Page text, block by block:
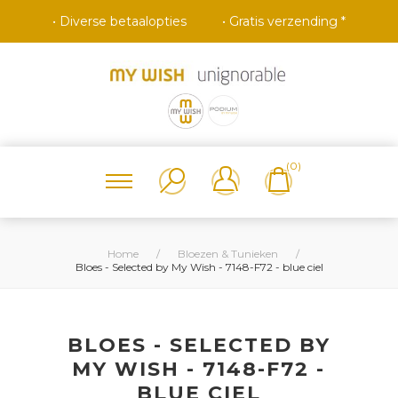
• Diverse betaalopties • Gratis verzending *
(0)
Home / Bloezen & Tunieken
/
Bloes - Selected by My Wish - 7148-F72 - blue ciel
BLOES - SELECTED BY
MY WISH - 7148-F72 -
BLUE CIEL